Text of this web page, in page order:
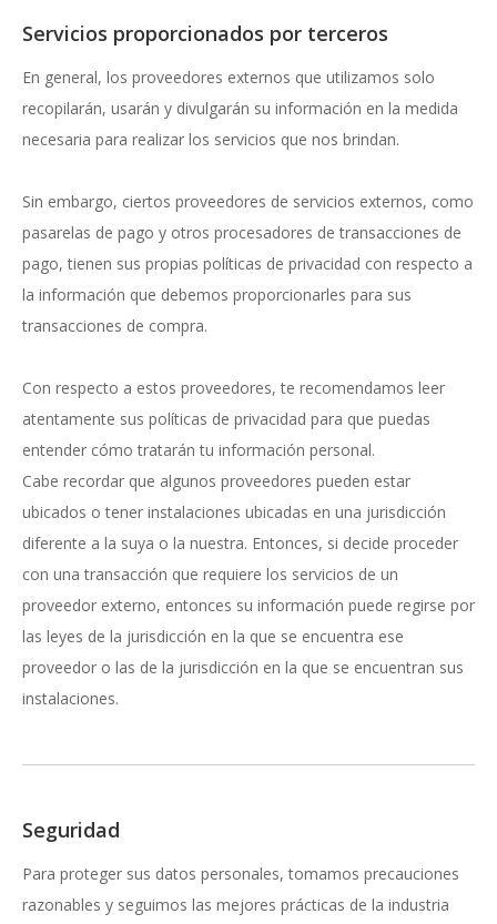
Servicios proporcionados por terceros
En general, los proveedores externos que utilizamos solo
recopilarán, usarán y divulgarán su información en la medida
necesaria para realizar los servicios que nos brindan.
Sin embargo, ciertos proveedores de servicios externos, como
pasarelas de pago y otros procesadores de transacciones de
pago, tienen sus propias políticas de privacidad con respecto a
la información que debemos proporcionarles para sus
transacciones de compra.
Con respecto a estos proveedores, te recomendamos leer
atentamente sus políticas de privacidad para que puedas
entender cómo tratarán tu información personal.
Cabe recordar que algunos proveedores pueden estar
ubicados o tener instalaciones ubicadas en una jurisdicción
diferente a la suya o la nuestra. Entonces, si decide proceder
con una transacción que requiere los servicios de un
proveedor externo, entonces su información puede regirse por
las leyes de la jurisdicción en la que se encuentra ese
proveedor o las de la jurisdicción en la que se encuentran sus
instalaciones.
Seguridad
Para proteger sus datos personales, tomamos precauciones
razonables y seguimos las mejores prácticas de la industria